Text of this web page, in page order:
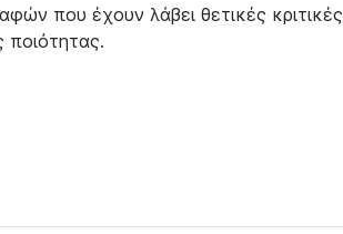
που έχουν λάβει θετικές κριτικές
ποιότητας.